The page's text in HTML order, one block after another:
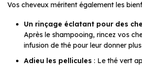
Vos cheveux méritent également les
Un rinçage éclatant pour des
Après le shampooing, rincez vos
infusion de thé pour leur donner
Adieu les pellicules : Le thé vert